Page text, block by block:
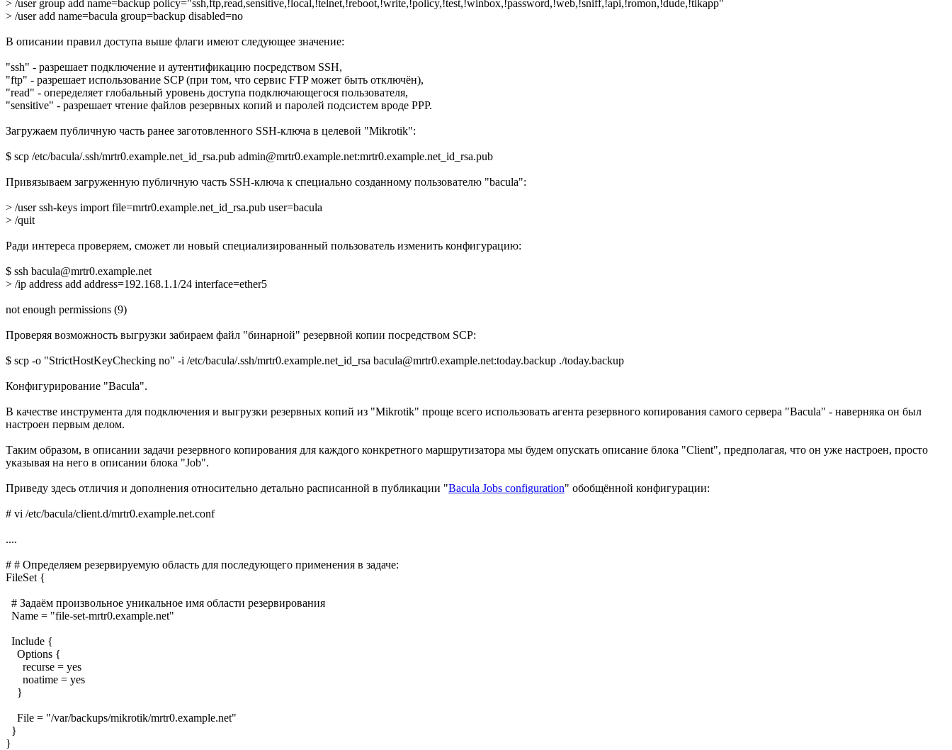
> /user group add name=backup policy="ssh,ftp,read,sensitive,!local,!telnet,!reboot,!write,!policy,!test,!winbox,!password,!web,!sniff,!api,!romon,!dude,!tikapp"
> /user add name=bacula group=backup disabled=no
В описании правил доступа выше флаги имеют следующее значение:
"ssh" - разрешает подключение и аутентификацию посредством SSH,
"ftp" - разрешает использование SCP (при том, что сервис FTP может быть отключён),
"read" - опеределяет глобальный уровень доступа подключающегося пользователя,
"sensitive" - разрешает чтение файлов резервных копий и паролей подсистем вроде PPP.
Загружаем публичную часть ранее заготовленного SSH-ключа в целевой "Mikrotik":
$ scp /etc/bacula/.ssh/mrtr0.example.net_id_rsa.pub admin@mrtr0.example.net:mrtr0.example.net_id_rsa.pub
Привязываем загруженную публичную часть SSH-ключа к специально созданному пользователю "bacula":
> /user ssh-keys import file=mrtr0.example.net_id_rsa.pub user=bacula
> /quit
Ради интереса проверяем, сможет ли новый специализированный пользователь изменить конфигурацию:
$ ssh bacula@mrtr0.example.net
> /ip address add address=192.168.1.1/24 interface=ether5
not enough permissions (9)
Проверяя возможность выгрузки забираем файл "бинарной" резервной копии посредством SCP:
$ scp -o "StrictHostKeyChecking no" -i /etc/bacula/.ssh/mrtr0.example.net_id_rsa bacula@mrtr0.example.net:today.backup ./today.backup
Конфигурирование "Bacula".
В качестве инструмента для подключения и выгрузки резервных копий из "Mikrotik" проще всего использовать агента резервного копирования самого сервера "Bacula" - наверняка он был
настроен первым делом.
Таким образом, в описании задачи резервного копирования для каждого конкретного маршрутизатора мы будем опускать описание блока "Client", предполагая, что он уже настроен, просто
указывая на него в описании блока "Job".
Приведу здесь отличия и дополнения относительно детально расписанной в публикации "Bacula Jobs configuration" обобщённой конфигурации:
# vi /etc/bacula/client.d/mrtr0.example.net.conf
....
# # Определяем резервируемую область для последующего применения в задаче:
FileSet {
# Задаём произвольное уникальное имя области резервирования
Name = "file-set-mrtr0.example.net"
Include {
Options {
recurse = yes
noatime = yes
}
File = "/var/backups/mikrotik/mrtr0.example.net"
}
}